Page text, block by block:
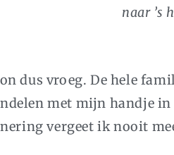
naar ’s
dus vroeg. De hele
met mijn handje
vergeet ik nooit